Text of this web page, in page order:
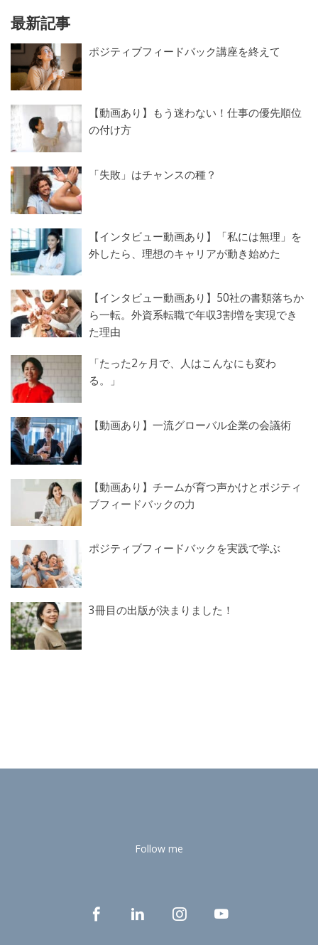
最新記事
ポジティブフィードバック講座を終えて
【動画あり】もう迷わない！仕事の優先順位
の付け方
「失敗」はチャンスの種？
【インタビュー動画あり】「私には無理」を
外したら、理想のキャリアが動き始めた
【インタビュー動画あり】50社の書類落ちか
ら一転。外資系転職で年収3割増を実現でき
た理由
「たった2ヶ月で、人はこんなにも変わ
る。」
【動画あり】一流グローバル企業の会議術
【動画あり】チームが育つ声かけとポジティ
ブフィードバックの力
ポジティブフィードバックを実践で学ぶ
3冊目の出版が決まりました！
Follow me